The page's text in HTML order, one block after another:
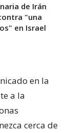
de Irán
"una
en Israel
en la
a la
cerca de